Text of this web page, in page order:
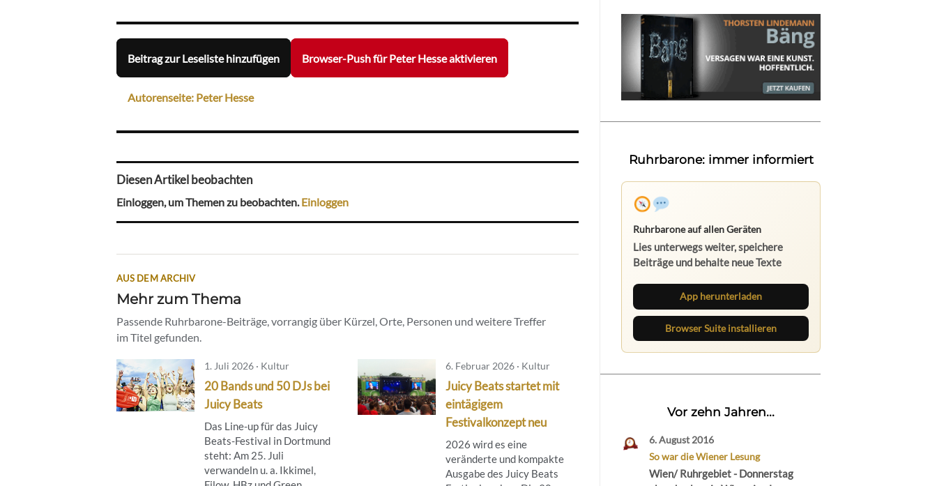
Beitrag zur Leseliste hinzufügen Browser-Push für Peter Hesse aktivieren
Autorenseite: Peter Hesse
Diesen Artikel beobachten
Einloggen, um Themen zu beobachten.Einloggen
AUS DEM ARCHIV
Mehr zum Thema
Passende Ruhrbarone-Beiträge, vorrangig über Kürzel, Orte, Personen und weitere Treffer
im Titel gefunden.
1. Juli 2026 · Kultur
20 Bands und 50 DJs bei
Juicy Beats
Das Line-up für das Juicy
Beats-Festival in Dortmund
steht: Am 25. Juli
verwandeln u. a. Ikkimel,
6. Februar 2026 · Kultur
Juicy Beats startet mit
eintägigem
Festivalkonzept neu
2026 wird es eine
veränderte und kompakte
Ausgabe des Juicy Beats
Ruhrbarone: immer informiert
Ruhrbarone auf allen Geräten
Lies unterwegs weiter, speichere
Beiträge und behalte neue Texte
App herunterladen
Browser Suite installieren
Vor zehn Jahren...
6. August 2016
So war die Wiener Lesung
Wien/ Ruhrgebiet - Donnerstag